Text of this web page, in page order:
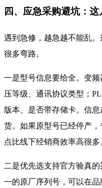
四、应急采购避坑：
遇到急修，越急越不能乱
很多弯路。
一是型号信息要给全。变
压等级、通讯协议类型；
版本、是否带存储卡。信
货。如果原型号已经停产
点比线下经销商效率高很多
二是优先选支持官方验真
一的原厂序列号，可以在